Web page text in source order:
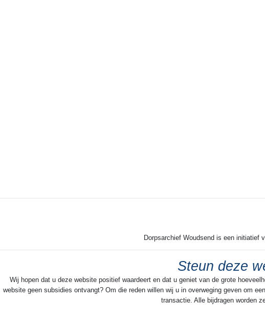
Dorpsarchief Woudsend is een
Steun deze
Wij hopen dat u deze website positief waardeert en dat u geniet van de grote
website geen subsidies ontvangt? Om die reden willen wij u in overweging geven om
transactie. Alle bijdragen worden